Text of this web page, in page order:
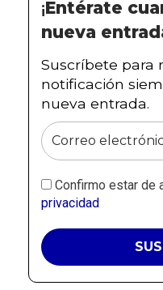
¡Entérate
nueva
Suscríbete para
notificación
nueva entrada.
Confirmo estar de
privacidad